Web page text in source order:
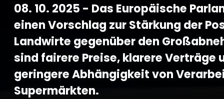
08. 10. 2025 - Das Europäische
einen Vorschlag zur Stärkung der
Landwirte gegenüber den
sind fairere Preise, klarere Verträge
geringere Abhängigkeit von
Supermärkten.